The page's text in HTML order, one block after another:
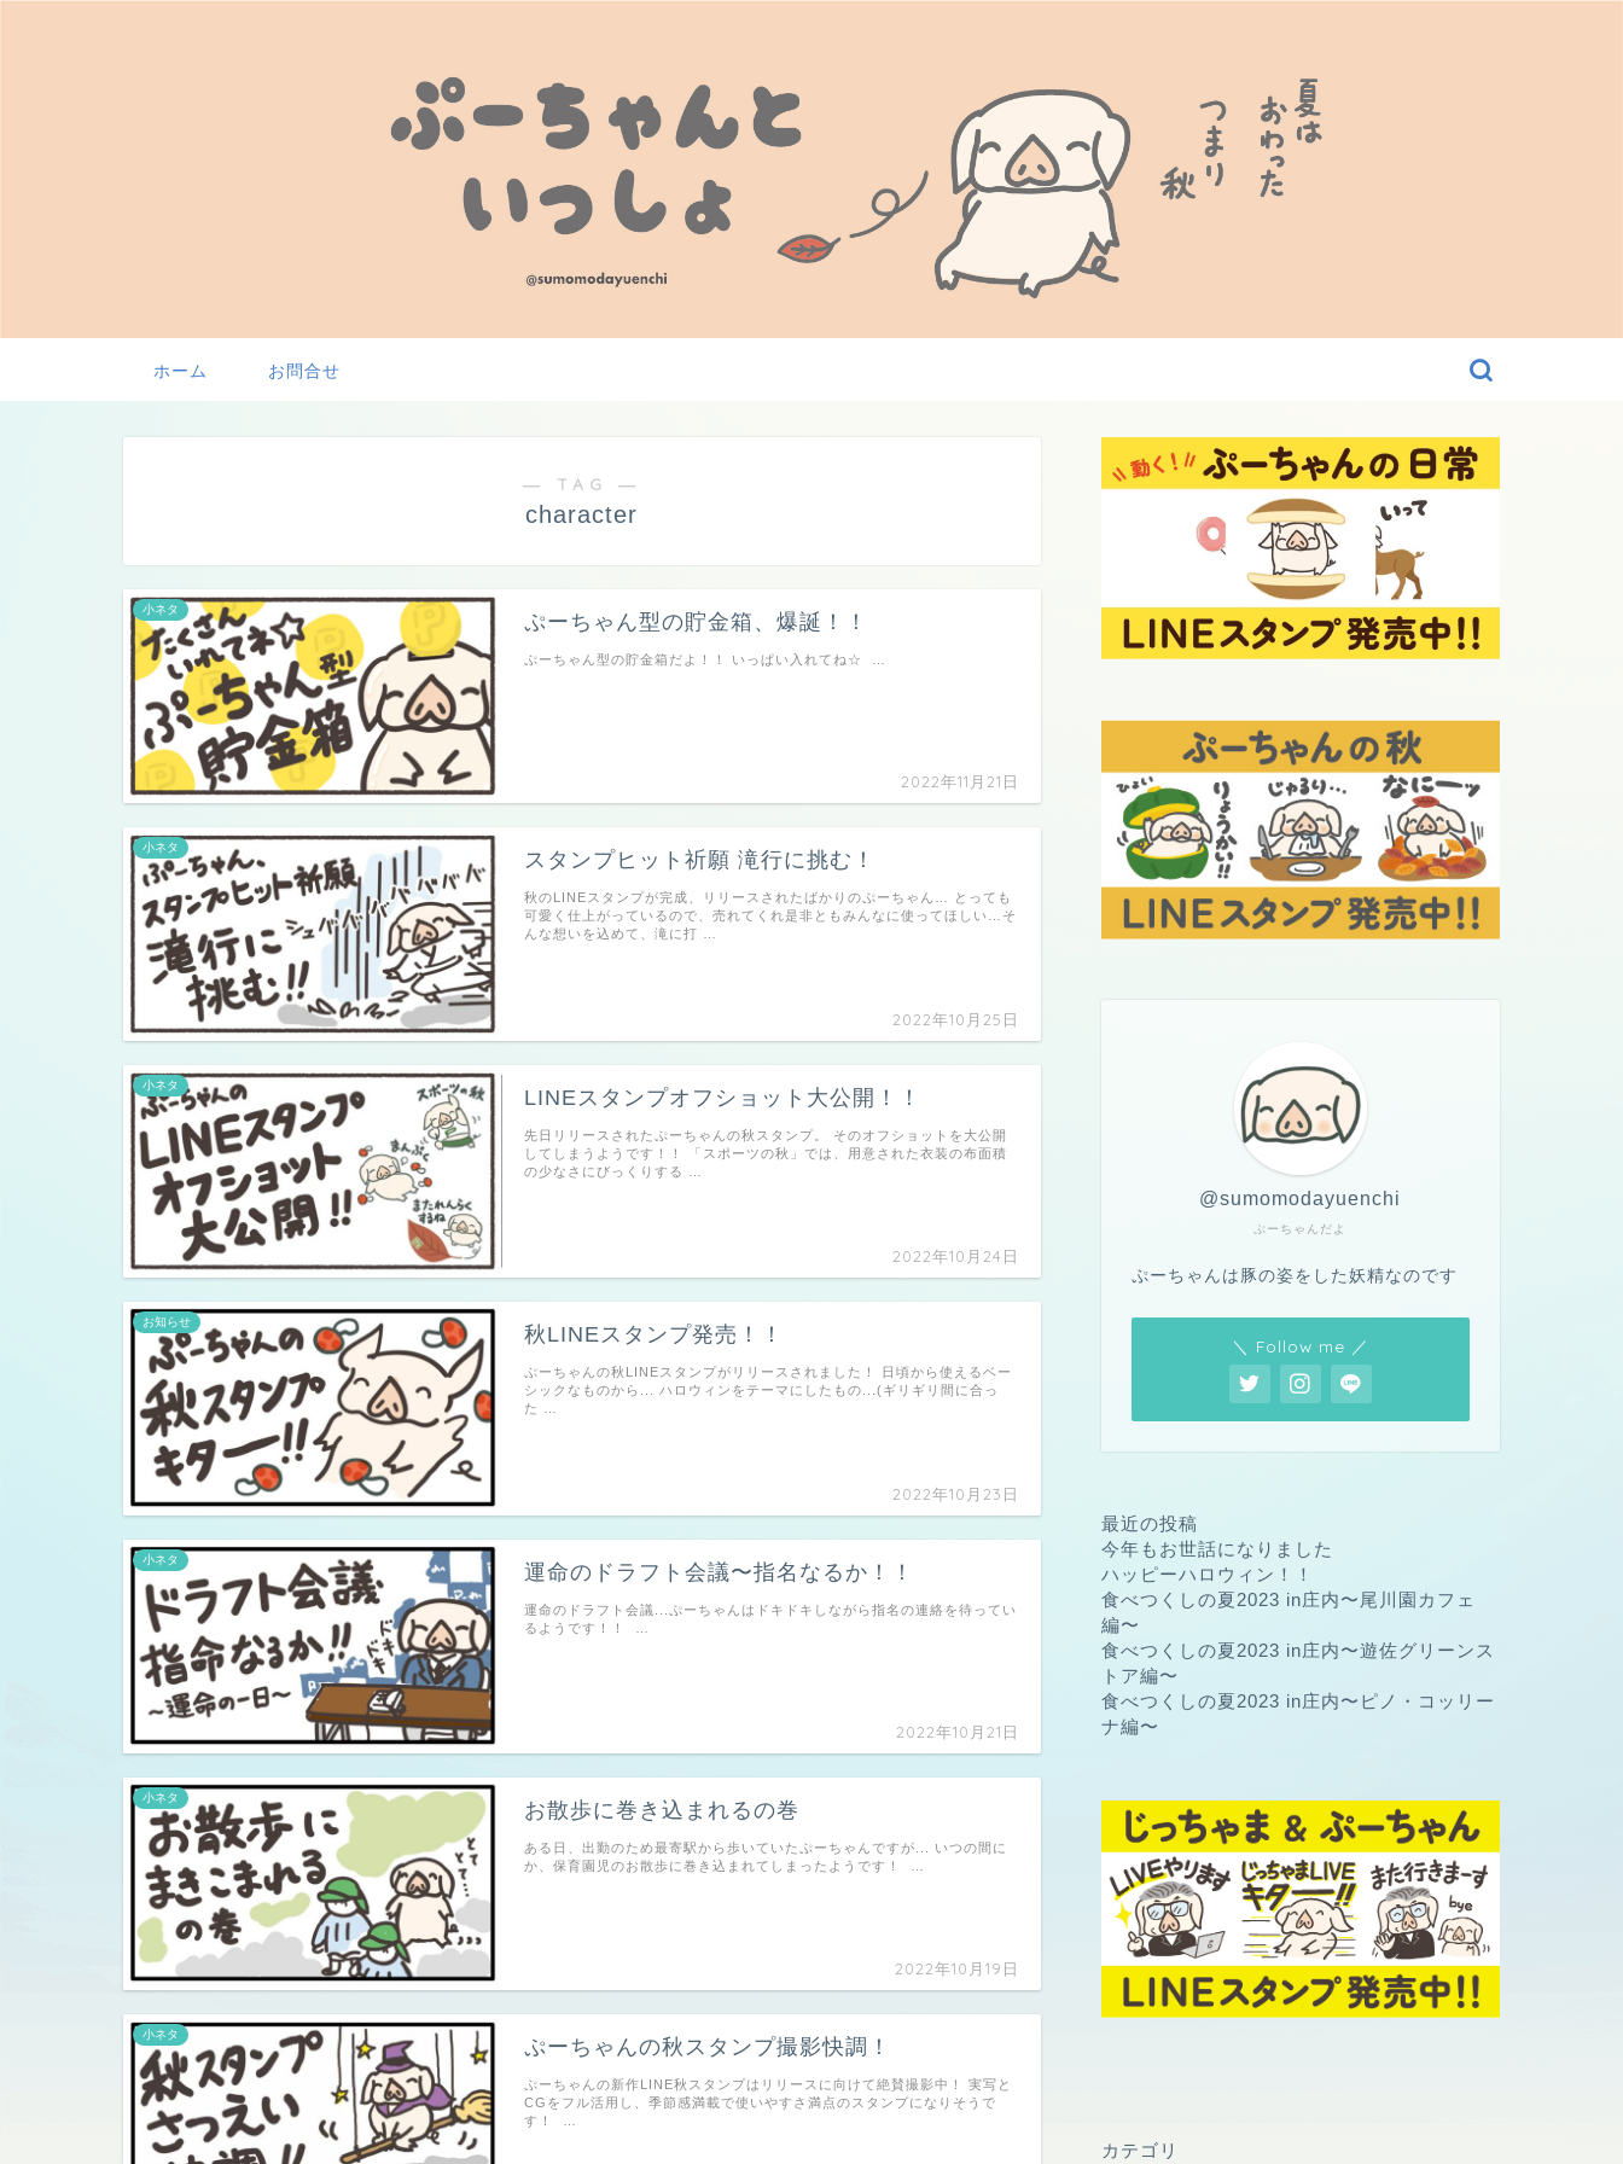
ホーム お問合せ
― TAG ―
character
小ネタ
ぷーちゃん型の貯金箱、爆誕！！
2022年11月21日
ぷーちゃん型の貯金箱だよ！！ いっぱい入れてね☆ …
小ネタ
スタンプヒット祈願 滝行に挑む！
2022年10月25日
秋のLINEスタンプが完成、リリースされたばかりのぷーちゃん… とっても
可愛く仕上がっているので、売れてくれ是非ともみんなに使ってほしい…そ
んな想いを込めて、滝に打 …
小ネタ
LINEスタンプオフショット大公開！！
2022年10月24日
先日リリースされたぷーちゃんの秋スタンプ。 そのオフショットを大公開
してしまうようです！！ 「スポーツの秋」では、用意された衣装の布面積
の少なさにびっくりする …
お知らせ
秋LINEスタンプ発売！！
2022年10月23日
ぷーちゃんの秋LINEスタンプがリリースされました！ 日頃から使えるベー
シックなものから... ハロウィンをテーマにしたもの...(ギリギリ間に合っ
た …
小ネタ
運命のドラフト会議〜指名なるか！！
2022年10月21日
運命のドラフト会議...ぷーちゃんはドキドキしながら指名の連絡を待ってい
るようです！！ …
小ネタ
お散歩に巻き込まれるの巻
2022年10月19日
ある日、出勤のため最寄駅から歩いていたぷーちゃんですが... いつの間に
か、保育園児のお散歩に巻き込まれてしまったようです！ …
小ネタ
ぷーちゃんの秋スタンプ撮影快調！
ぷーちゃんの新作LINE秋スタンプはリリースに向けて絶賛撮影中！ 実写と
CGをフル活用し、季節感満載で使いやすさ満点のスタンプになりそうで
す！ …
ぷーちゃんだよ
@sumomodayuenchi
ぷーちゃんは豚の姿をした妖精なのです
＼ Follow me ／
最近の投稿
今年もお世話になりました
ハッピーハロウィン！！
食べつくしの夏2023 in庄内〜尾川園カフェ
編〜
食べつくしの夏2023 in庄内〜遊佐グリーンス
トア編〜
食べつくしの夏2023 in庄内〜ピノ・コッリー
ナ編〜
カテゴリ